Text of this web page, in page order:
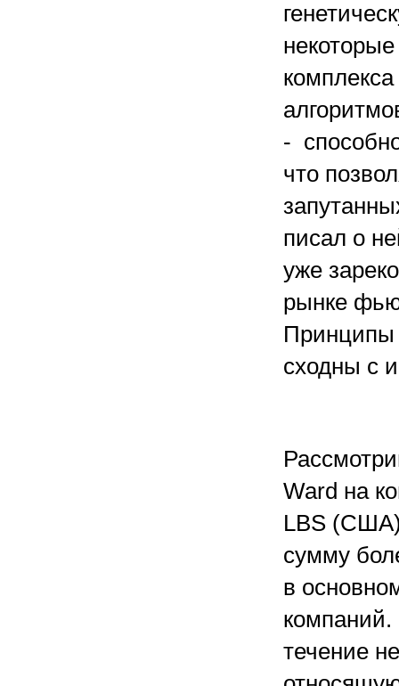
-
что
писал о
уже
рынке
Принципы
сходны с
Ward на
LBS (США)
сумму
в
течение